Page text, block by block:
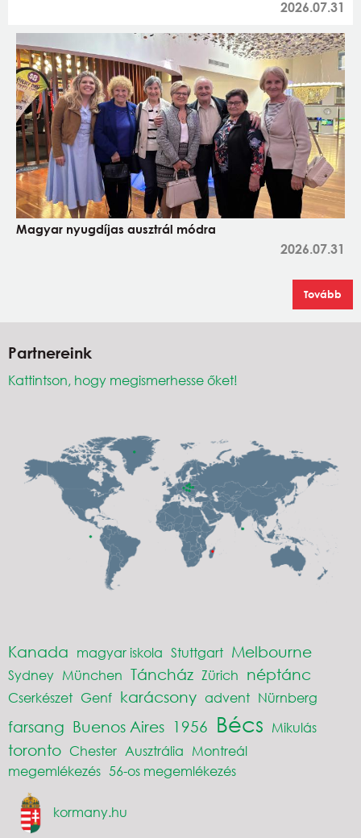
2026.07.31
Magyar nyugdíjas ausztrál módra
2026.07.31
Tovább
Partnereink
Kattintson, hogy megismerhesse őket!
Kanada magyar iskola Stuttgart Melbourne
Sydney München Táncház Zürich néptánc
Cserkészet Genf karácsony advent Nürnberg
farsang Buenos Aires 1956 Bécs Mikulás
toronto Chester Ausztrália Montreál
megemlékezés 56-os megemlékezés
kormany.hu